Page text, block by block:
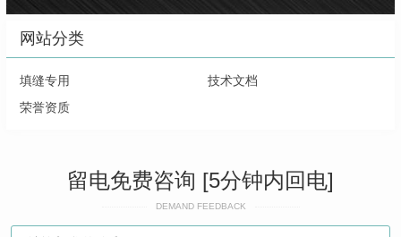
网站分类
填缝专用
技术文档
荣誉资质
留电免费咨询 [5分钟内回电]
DEMAND FEEDBACK